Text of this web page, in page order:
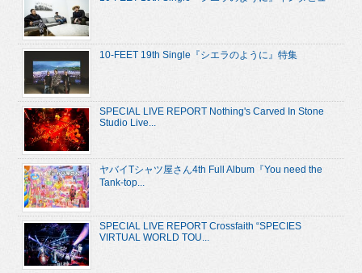
10-FEET 19th Single『シエラのように』特集
SPECIAL LIVE REPORT Nothing's Carved In Stone
Studio Live...
ヤバイTシャツ屋さん4th Full Album『You need the
Tank-top...
SPECIAL LIVE REPORT Crossfaith “SPECIES
VIRTUAL WORLD TOU...